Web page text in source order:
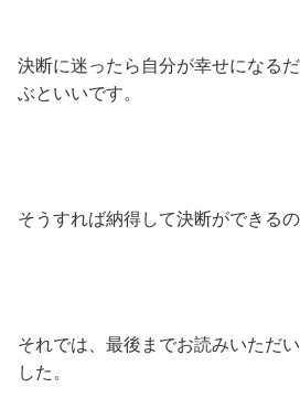
決断に迷ったら自分が幸せになる
ぶといいです。
そうすれば納得して決断ができるの
それでは、最後までお読みいただ
した。